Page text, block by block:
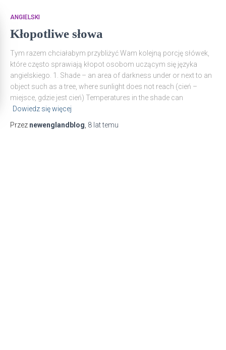
ANGIELSKI
Kłopotliwe słowa
Tym razem chciałabym przybliżyć Wam kolejną porcję słówek,
które często sprawiają kłopot osobom uczącym się języka
angielskiego. 1. Shade – an area of darkness under or next to an
object such as a tree, where sunlight does not reach (cień –
miejsce, gdzie jest cień) Temperatures in the shade can
Dowiedz się więcej
Przez newenglandblog 8 lattemu